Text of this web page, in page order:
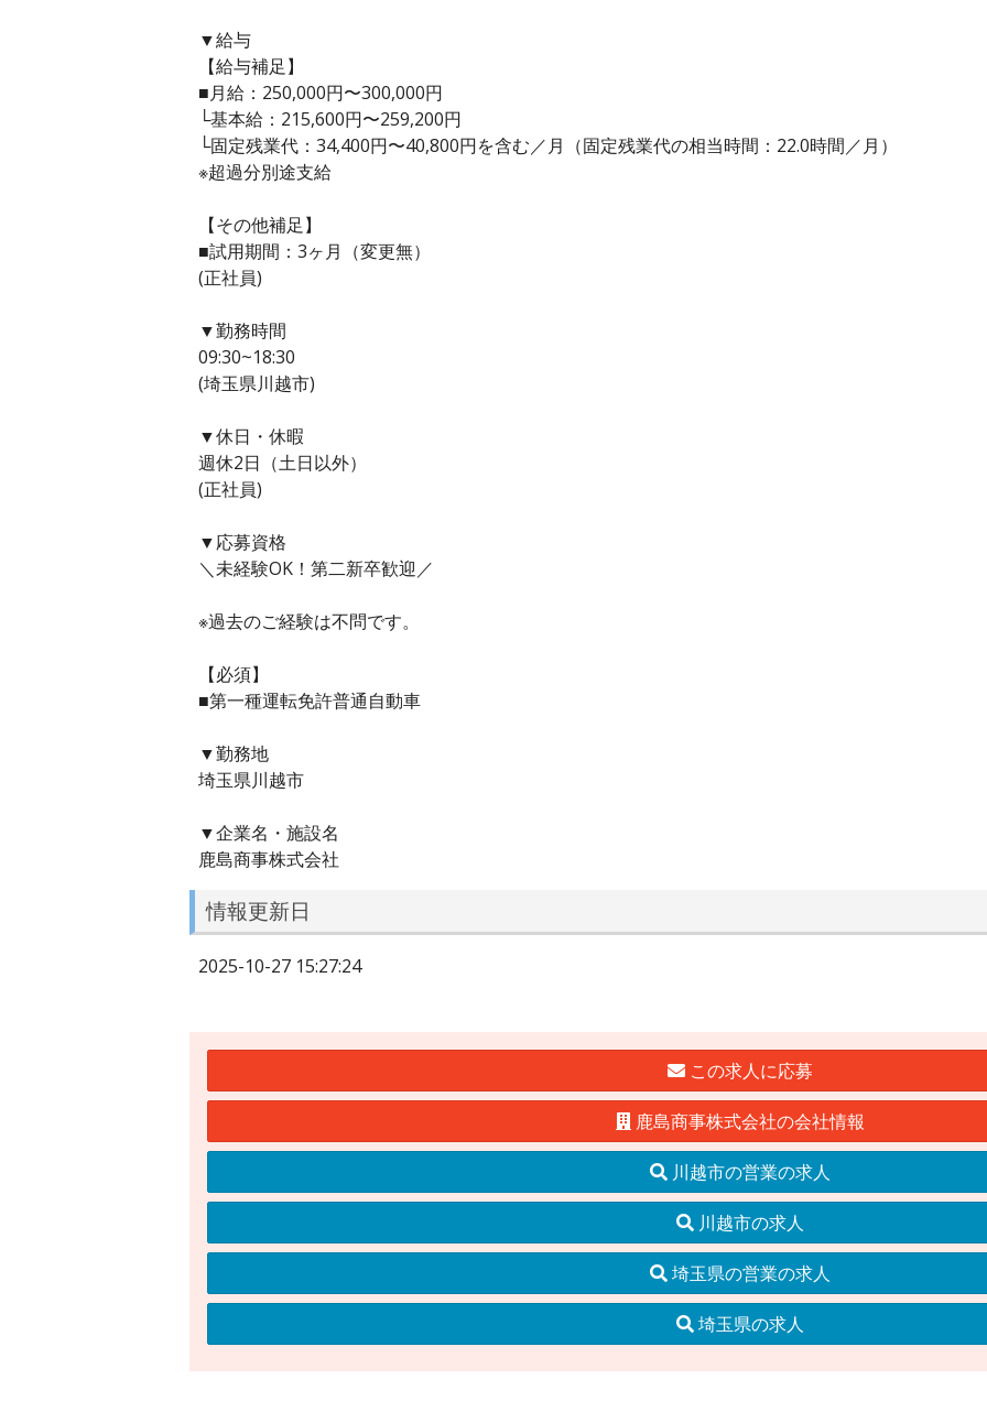
▼給与
【給与補足】
■月給：250,000円〜300,000円
└基本給：215,600円〜259,200円
└固定残業代：34,400円〜40,800円を含む／月（固定残業代の相当時間：22.0時間／月）
※超過分別途支給
【その他補足】
■試用期間：3ヶ月（変更無）
(正社員)
▼勤務時間
09:30~18:30
(埼玉県川越市)
▼休日・休暇
週休2日（土日以外）
(正社員)
▼応募資格
＼未経験OK！第二新卒歓迎／
※過去のご経験は不問です。
【必須】
■第一種運転免許普通自動車
▼勤務地
埼玉県川越市
▼企業名・施設名
鹿島商事株式会社
情報更新日
2025-10-27 15:27:24
この求人に応募
鹿島商事株式会社の会社情報
川越市の営業の求人
川越市の求人
埼玉県の営業の求人
埼玉県の求人